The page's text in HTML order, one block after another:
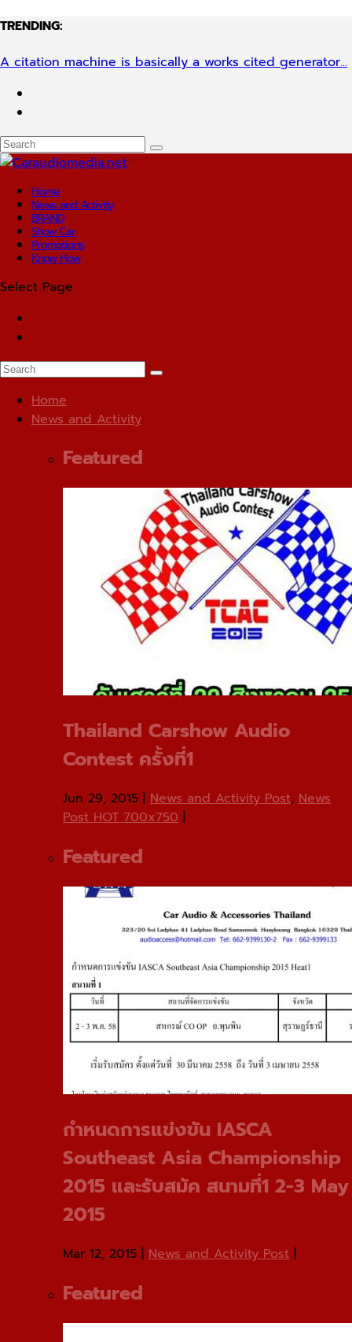
TRENDING:
A citation machine is basically a works cited generator...
Home
News and Activity
BRAND
Show Car
Promotions
Know How
Select Page
Home
News and Activity
Featured
Thailand Carshow Audio
Contest ครั้งที่1
Jun 29, 2015 | News and Activity Post, News
Post HOT 700x750 |
Featured
กําหนดการแข่งขัน IASCA
Southeast Asia Championship
2015 และรับสมัค สนามที่1 2-3 May
2015
Mar 12, 2015 | News and Activity Post |
Featured